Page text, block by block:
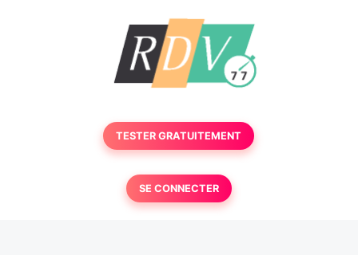
TESTER GRATUITEMENT
SE CONNECTER